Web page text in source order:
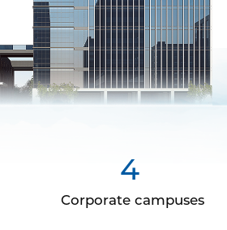
4
Corporate campuses